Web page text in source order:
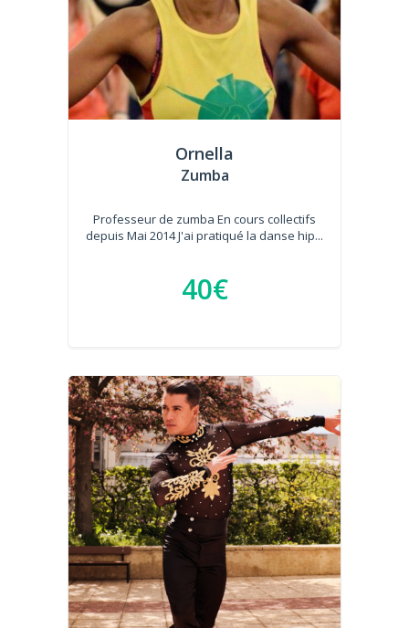
Ornella
Zumba
Professeur de zumba En cours collectifs
depuis Mai 2014 J'ai pratiqué la danse hip...
40€